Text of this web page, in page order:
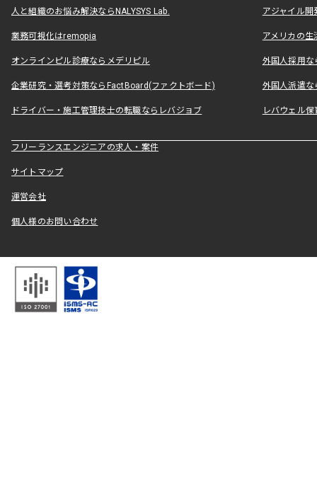
人と組織のお悩み解決ならNALYSYS Lab. アジャイル
業務可視化はremopia アメリカの
オンラインピル診療ならメデリピル 外国人採用
企業研究・選考対策ならFactBoard(ファクトボード) 外国人派遣な
ドライバー・施工管理技士の転職ならレバジョブ レバウェル
フリーランスエンジニアの求人・案件
サイトマップ
運営会社
個人様のお問い合わせ